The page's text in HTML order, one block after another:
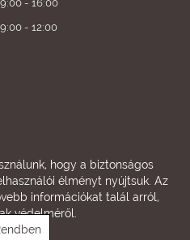
9:00 - 16:00
9:00 - 12:00
hogy a biztonságos
élményt nyújtsuk. Az
információkat talál arról,
védelméről.